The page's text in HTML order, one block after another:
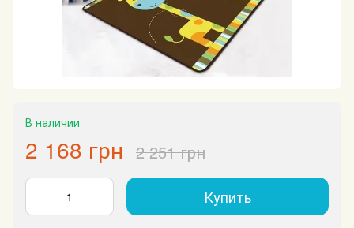
В наличии
2 168 грн 2 251 грн
Купить